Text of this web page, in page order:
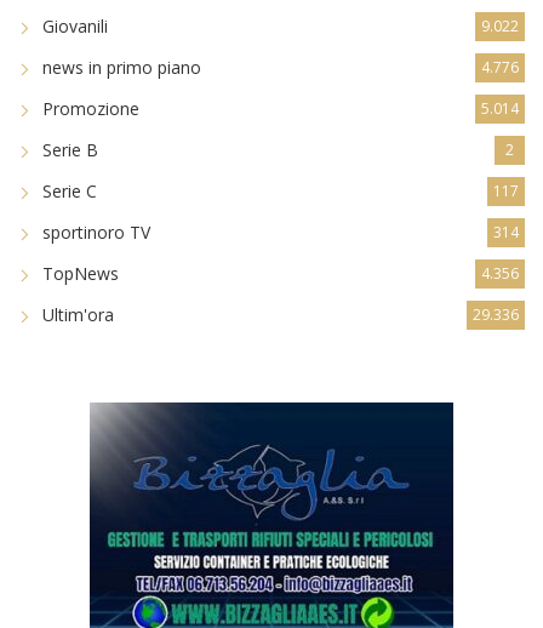
news in primo piano 4.776
Promozione 5.014
Serie B 2
Serie C 117
sportinoro TV 314
TopNews 4.356
Ultim'ora 29.336